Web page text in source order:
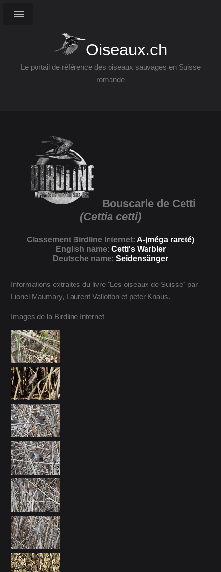
Oiseaux.ch
Le portail de référence des oiseaux sauvages en Suisse
romande
Bouscarle de Cetti
(Cettia cetti)
Classement Birdline Internet: A-(méga rareté)
English name: Cetti's Warbler
Deutsche name: Seidensänger
Informations extraites du livre "Les oiseaux de Suisse" par
Lionel Maumary, Laurent Vallotton et peter Knaus.
Images de la Birdline Internet